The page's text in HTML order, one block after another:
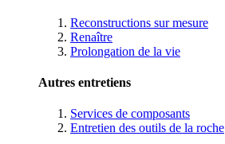
Reconstructions sur mesure
Renaître
Prolongation de la vie
Autres entretiens
Services de composants
Entretien des outils de la roche